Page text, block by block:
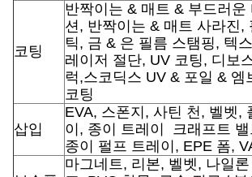
코팅
반짝이는 & 매트 & 부드러운
션, 반짝이는 & 매트 사라진,
틱, 금 & 은 필름 스탬핑, 텍
레이저 절단, UV 코팅, 디보
럭,스코딕스 UV & 포일 & 엠
코팅
삽입
EVA, 스폰지, 사틴 천, 벨벳,
이, 종이 트레이
크래프트
종이 펄프 트레이, EPE 폼,
마그네트, 리본, 벨벳, 나일